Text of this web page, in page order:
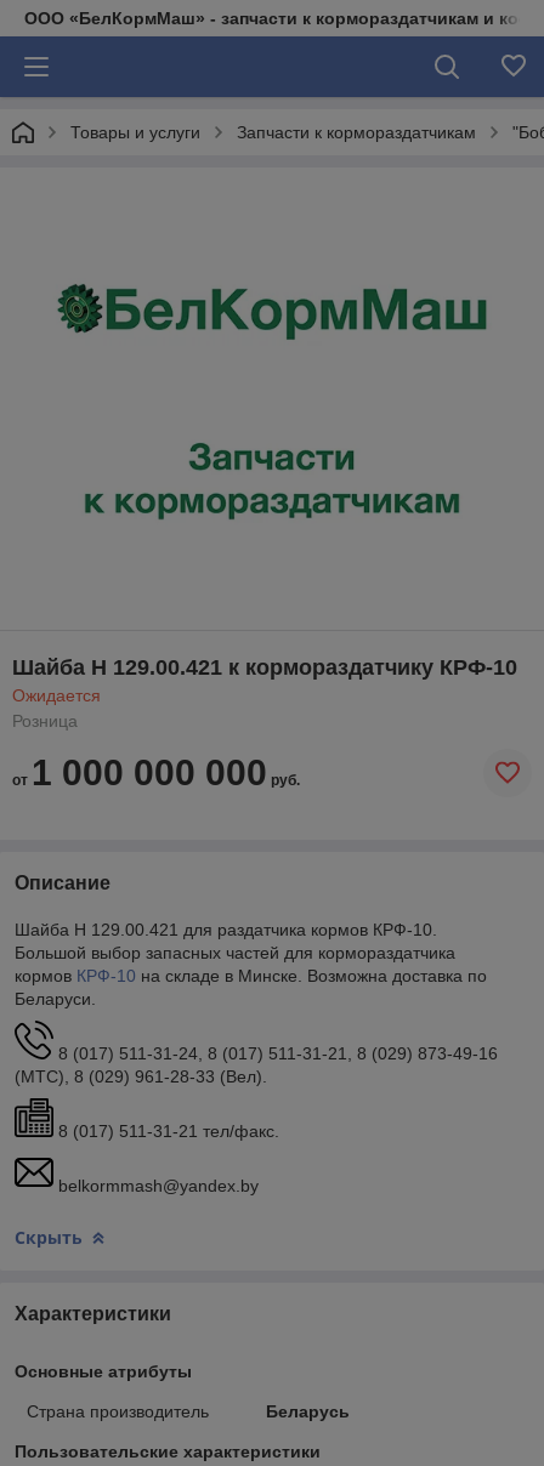
ООО «БелКормМаш» - запчасти к кормораздатчикам и
Товары и услуги Запчасти к кормораздатчикам
Шайба Н 129.00.421 к кормораздатчику КРФ-10
Ожидается
Розница
от 1 000 000 000 руб.
Описание
Шайба Н 129.00.421 для раздатчика кормов КРФ-10.
Большой выбор запасных частей для кормораздатчика
кормов КРФ-10 на складе в Минске. Возможна доставка по
Беларуси.
8 (017) 511-31-24, 8 (017) 511-31-21, 8 (029) 873-49-16
(МТС), 8 (029) 961-28-33 (Вел).
8 (017) 511-31-21 тел/факс.
belkormmash@yandex.by
Скрыть
Характеристики
Основные атрибуты
Страна производитель Беларусь
Пользовательские характеристики